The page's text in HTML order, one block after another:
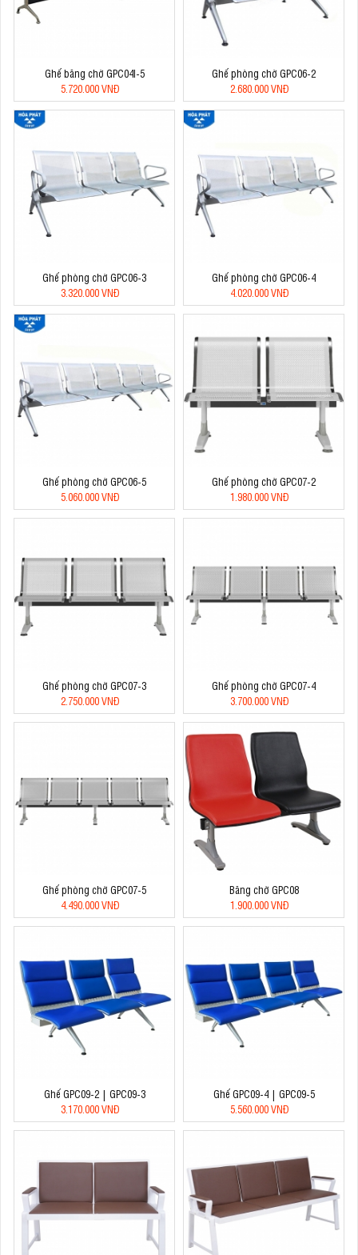
Ghế băng chờ GPC04I-5
5.720.000 VNĐ
Ghế phòng chờ GPC06-2
2.680.000 VNĐ
Ghế phòng chờ GPC06-3
3.320.000 VNĐ
Ghế phòng chờ GPC06-4
4.020.000 VNĐ
Ghế phòng chờ GPC06-5
5.060.000 VNĐ
Ghế phòng chờ GPC07-2
1.980.000 VNĐ
Ghế phòng chờ GPC07-3
2.750.000 VNĐ
Ghế phòng chờ GPC07-4
3.700.000 VNĐ
Ghế phòng chờ GPC07-5
4.490.000 VNĐ
Băng chờ GPC08
1.900.000 VNĐ
Ghế GPC09-2 | GPC09-3
3.170.000 VNĐ
Ghế GPC09-4 | GPC09-5
5.560.000 VNĐ